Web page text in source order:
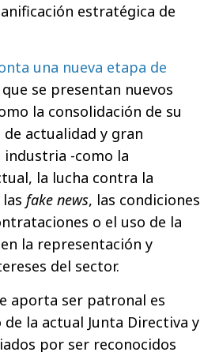
estratégica de
una nueva etapa de
se presentan nuevos
la consolidación de su
actualidad y gran
industria -como la
la lucha contra la
fake news, las condiciones
o el uso de la
la representación y
del sector.
aporta ser patronal es
la actual Junta Directiva y
por ser reconocidos